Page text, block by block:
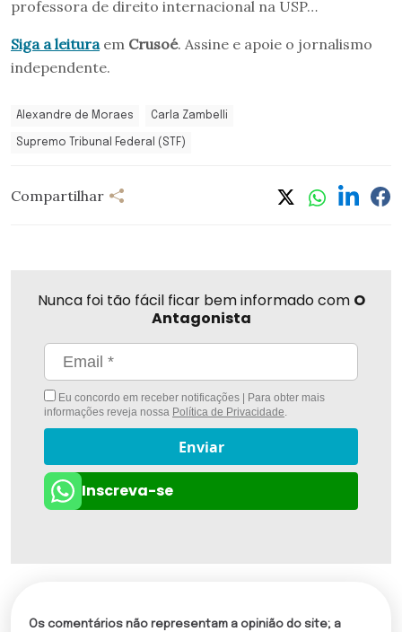
professora de direito internacional na USP…
Siga a leituraem Crusoé. Assine e apoie o jornalismo
independente.
Alexandre de Moraes Carla Zambelli
Supremo Tribunal Federal (STF)
Compartilhar
Nunca foi tão fácil ficar bem informado com O
Antagonista
Eu concordo em receber notificações | Para obter mais
informações reveja nossa Política de Privacidade.
Enviar
Inscreva-se
Os comentários não representam a opinião do site; a